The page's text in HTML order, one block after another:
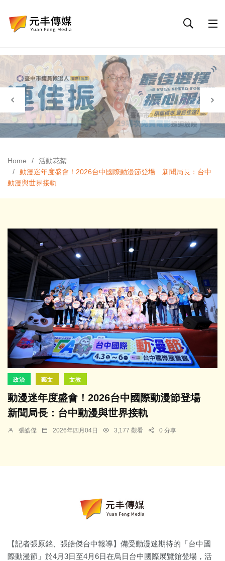
Home
活動花絮
動漫迷年度盛會！2026台中國際動漫節登場 新聞局長：台中
動漫與世界接軌
政治 藝文 文教
動漫迷年度盛會！2026台中國際動漫節登場
新聞局長：台中動漫與世界接軌
張皓傑 2026年四月04日 3,177 觀看 0 分享
【記者張原銘、張皓傑台中報導】備受動漫迷期待的「台中國
際動漫節」於4月3日至4月6日在烏日台中國際展覽館登場，活